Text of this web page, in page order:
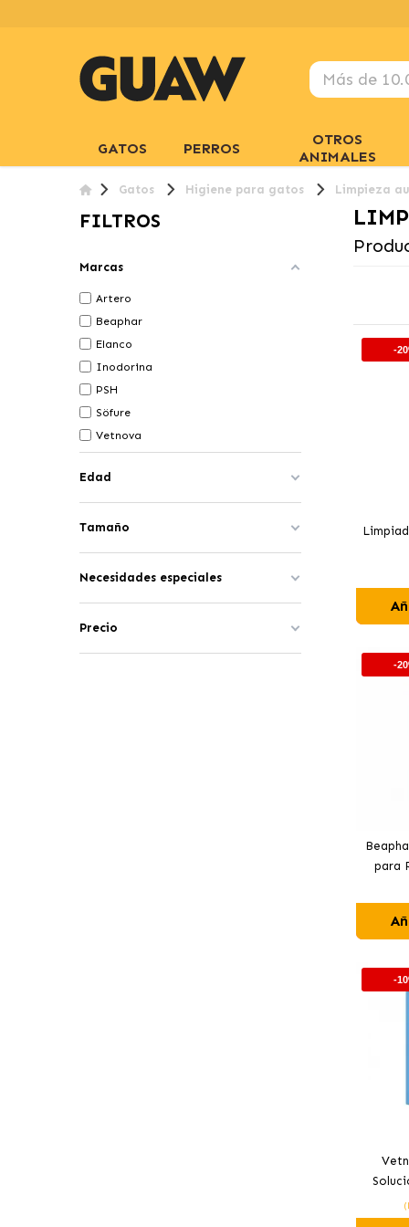
GATOS PERROS
OTROS
ANIMALES
Gatos Higiene para gatos Limpieza
FILTROS
Marcas
Artero
Beaphar
Elanco
Inodorina
PSH
Söfure
Vetnova
Edad
Tamaño
Necesidades especiales
Precio
-
-
para
-